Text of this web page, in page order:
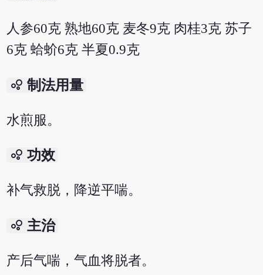
人参60克 熟地60克 麦冬9克 肉桂3克 苏子
6克 蛤蚧6克 半夏0.9克
bubble_chart 制法用量
水煎服。
bubble_chart 功效
补气救脱，降逆平喘。
bubble_chart 主治
产后气喘，气血将脱者。